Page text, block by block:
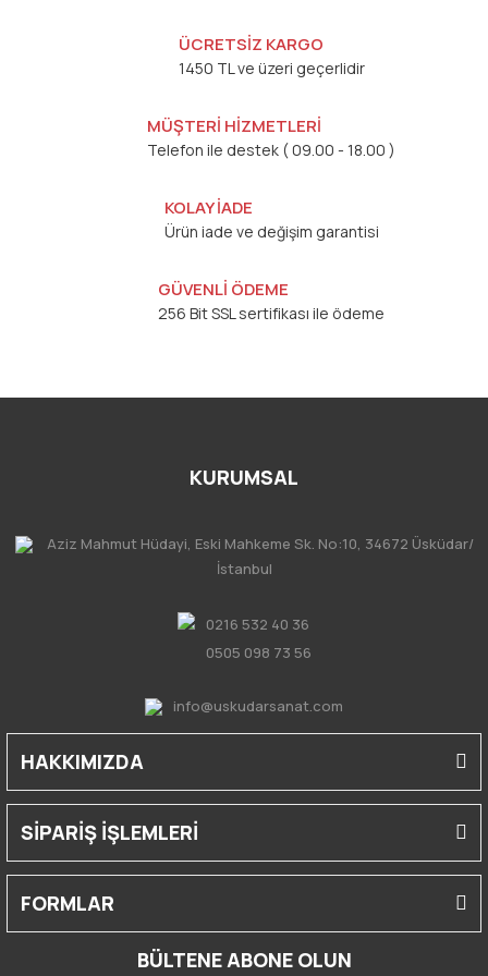
ÜCRETSİZ KARGO
1450 TL ve üzeri geçerlidir
MÜŞTERİ HİZMETLERİ
Telefon ile destek ( 09.00 - 18.00 )
KOLAY İADE
Ürün iade ve değişim garantisi
GÜVENLİ ÖDEME
256 Bit SSL sertifikası ile ödeme
KURUMSAL
Aziz Mahmut Hüdayi, Eski Mahkeme Sk. No:10, 34672 Üsküdar/
İstanbul
0216 532 40 36
0505 098 73 56
info@uskudarsanat.com
HAKKIMIZDA
SİPARİŞ İŞLEMLERİ
FORMLAR
BÜLTENE ABONE OLUN